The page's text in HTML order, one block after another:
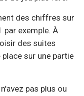
des chiffres sur
par exemple. À
des suites
sur une partie
pas plus ou